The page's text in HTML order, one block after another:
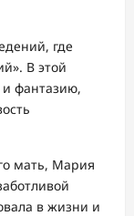
где
В этой
и фантазию,
мать, Мария
в жизни и